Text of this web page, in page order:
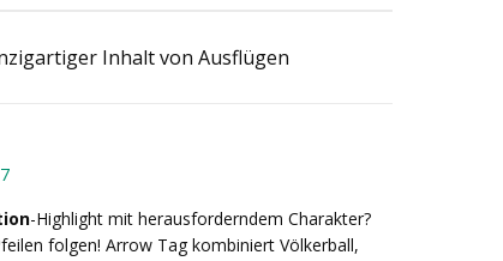
B. Biergarten oder Restaurant – Optional:
Inhalt von Ausflügen
-Highlight mit herausforderndem Charakter?
folgen! Arrow Tag kombiniert Völkerball,